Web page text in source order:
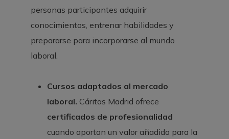
personas participantes adquirir
conocimientos, entrenar habilidades y
prepararse para incorporarse al mundo
laboral.
Cursos adaptados al mercado
laboral. Cáritas Madrid ofrece
certificados de profesionalidad
cuando aportan un valor añadido para la